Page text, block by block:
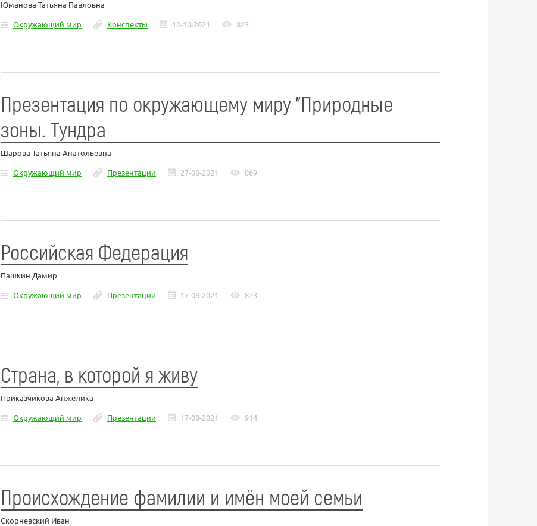
Юманова Татьяна Павловна
Окружающий мир
Конспекты 10-10-2021 825
Презентация по окружающему миру "Природные
зоны. Тундра
Шарова Татьяна Анатольевна
Окружающий мир
Презентации 27-08-2021 869
Российская Федерация
Пашкин Дамир
Окружающий мир
Презентации 17-08-2021 873
Страна, в которой я живу
Приказчикова Анжелика
Окружающий мир
Презентации 17-08-2021 914
Происхождение фамилии и имён моей семьи
Скорневский Иван